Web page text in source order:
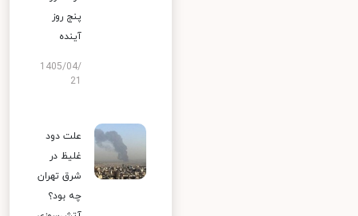
پنج روز
آینده
1405/04/
علت دود
غلیظ در
شرق تهران
چه بود؟